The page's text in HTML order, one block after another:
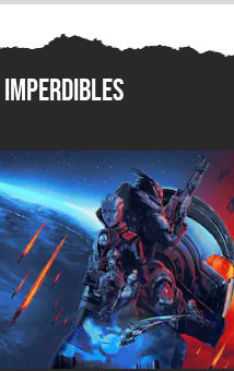
Imperdibles